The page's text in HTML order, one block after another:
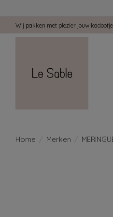
Wij pakken met plezier jouw
Home / Merken /